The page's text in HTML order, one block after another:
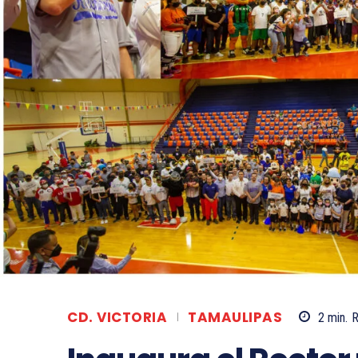
CD. VICTORIA TAMAULIPAS 2 min.